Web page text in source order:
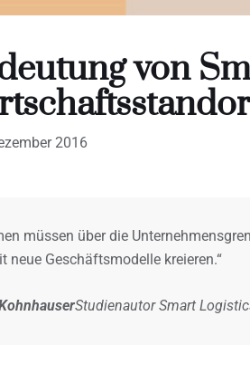
von
2016
müssen über die
neue Geschäftsmodelle kreieren.“
Studienautor Smart